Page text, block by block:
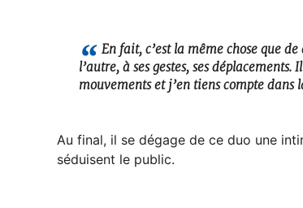
En fait, c’est la même chose que
l’autre, à ses gestes, ses
mouvements et j’en tiens compte
Au final, il se dégage de ce duo une
séduisent le public.